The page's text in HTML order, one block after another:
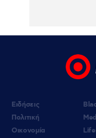
Ειδήσεις
Πολιτική
Οικονομία